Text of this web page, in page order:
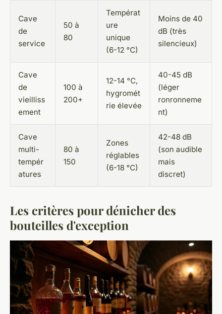
Cave
de
service
50 à
80
Températ
ure
unique
(6-12 °C)
Moins de 40
dB (très
silencieux)
Cave
de
vieilliss
ement
100 à
200+
12-14 °C,
hygromét
rie élevée
40-45 dB
(léger
ronronneme
nt)
Cave
multi-
tempér
atures
80 à
150
Zones
réglables
(6-18 °C)
42-48 dB
(son audible
mais
discret)
Les critères pour dénicher des
bouteilles d'exception